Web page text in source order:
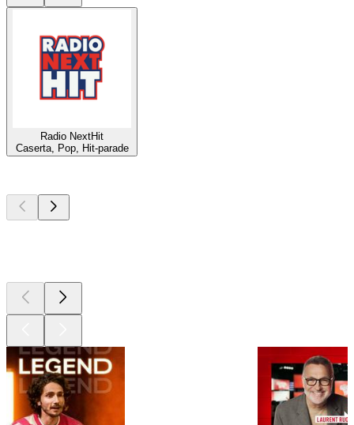
Radio NextHit
Caserta, Pop, Hit-parade